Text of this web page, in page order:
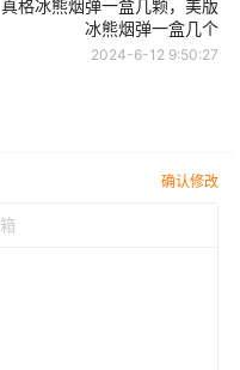
真格冰熊烟弹一盒几颗，美版
冰熊烟弹一盒几个
2024-6-12 9:50:27
确认修改